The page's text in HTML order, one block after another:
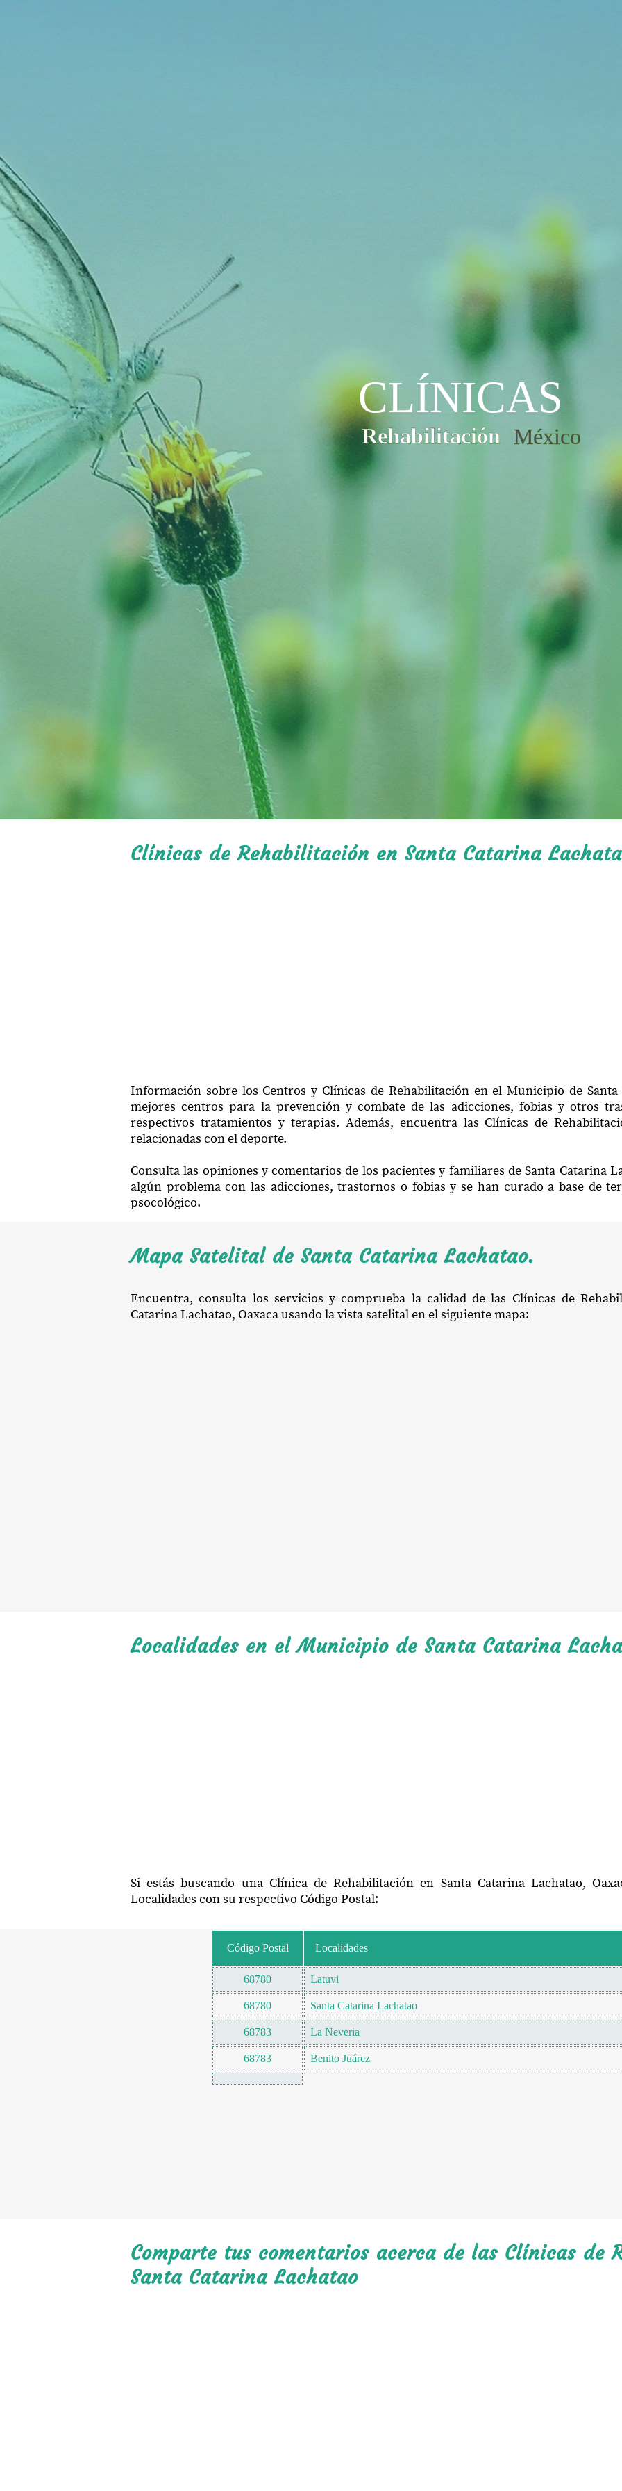
Clínicas de Rehabilitación en Santa Catarina
Información sobre los Centros y Clínicas de Rehabilitación en el Municipio de Santa
mejores centros para la prevención y combate de las adicciones, fobias y otros
respectivos tratamientos y terapias. Además, encuentra las Clínicas de
relacionadas con el deporte.
Consulta las opiniones y comentarios de los pacientes y familiares de Santa Catarina
algún problema con las adicciones, trastornos o fobias y se han curado a base de
psocológico.
Mapa Satelital de Santa Catarina Lachatao.
Encuentra, consulta los servicios y comprueba la calidad de las Clínicas de
Catarina Lachatao, Oaxaca usando la vista satelital en el siguiente mapa:
Localidades en el Municipio de Santa Catarina
Si estás buscando una Clínica de Rehabilitación en Santa Catarina Lachatao,
Localidades con su respectivo Código Postal:
Código Postal Localidades
68780 Latuvi
68780 Santa Catarina Lachatao
68783 La Neveria
68783 Benito Juárez
Comparte tus comentarios acerca de las Clínicas de
Santa Catarina Lachatao